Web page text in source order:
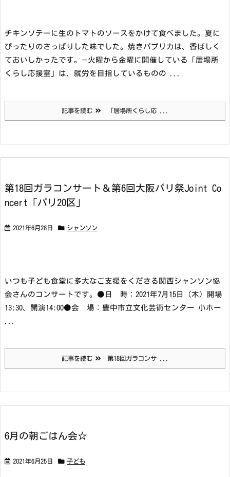
チキンソテーに生のトマトのソースをかけて食べました。夏に
ぴったりのさっぱりした味でした。焼きパプリカは、香ばしく
ておいしかったです。 —火曜から金曜に開催している「居場所
くらし応援室」は、就労を目指しているものの ...
記事を読む 「居場所くらし応 ...
第18回ガラコンサート＆第6回大阪パリ祭Joint Co
ncert「パリ20区」
2021年6月28日 シャンソン
いつも子ども食堂に多大なご支援をくださる関西シャンソン協
会さんのコンサートです。 ●日 時：2021年7月15日（木）
開場
13:30、開演14:00●会 場：豊中市立文化芸術センター 小ホー
...
記事を読む 第18回ガラコンサ ...
6月の朝ごはん会☆
2021年6月25日 子ども